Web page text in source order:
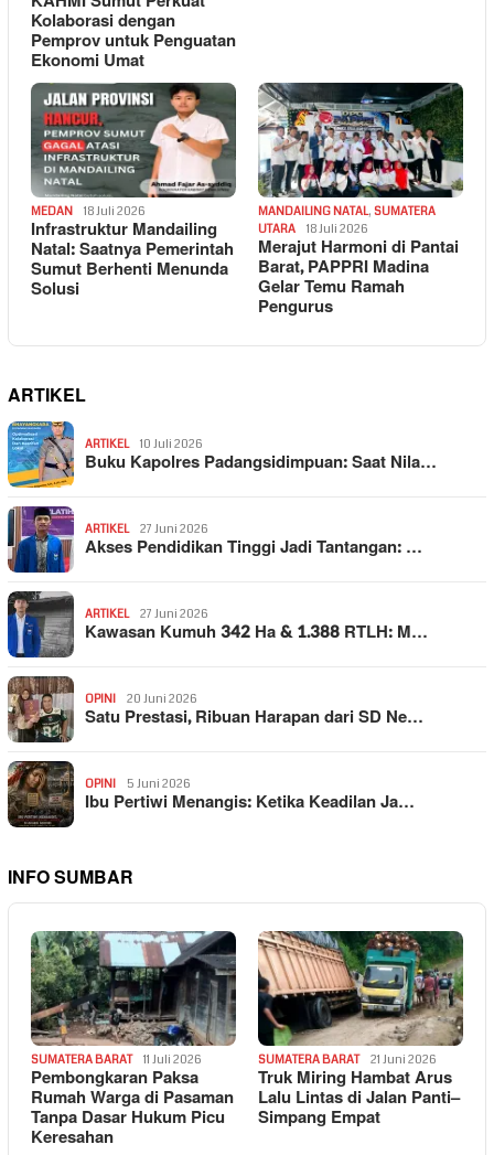
Kolaborasi dengan
Pemprov untuk Penguatan
Ekonomi Umat
MEDAN 18 Juli 2026
Infrastruktur Mandailing
Natal: Saatnya Pemerintah
Sumut Berhenti Menunda
Solusi
MANDAILING NATAL, SUMATERA
UTARA
18 Juli 2026
Merajut Harmoni di Pantai
Barat, PAPPRI Madina
Gelar Temu Ramah
Pengurus
ARTIKEL
ARTIKEL 10 Juli 2026
Buku Kapolres Padangsidimpuan: Saat Nila…
ARTIKEL 27 Juni 2026
Akses Pendidikan Tinggi Jadi Tantangan: …
ARTIKEL 27 Juni 2026
Kawasan Kumuh 342 Ha & 1.388 RTLH: M…
OPINI 20 Juni 2026
Satu Prestasi, Ribuan Harapan dari SD Ne…
OPINI 5 Juni 2026
Ibu Pertiwi Menangis: Ketika Keadilan Ja…
INFO SUMBAR
SUMATERA BARAT 11 Juli 2026
Pembongkaran Paksa
Rumah Warga di Pasaman
Tanpa Dasar Hukum Picu
Keresahan
SUMATERA BARAT 21 Juni 2026
Truk Miring Hambat Arus
Lalu Lintas di Jalan Panti–
Simpang Empat